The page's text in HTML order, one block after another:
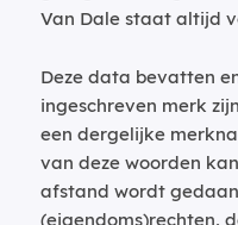
Van Dale staat altijd
Deze data bevatten
ingeschreven merk
een dergelijke
van deze woorden
afstand wordt
(eigendoms)rechten,